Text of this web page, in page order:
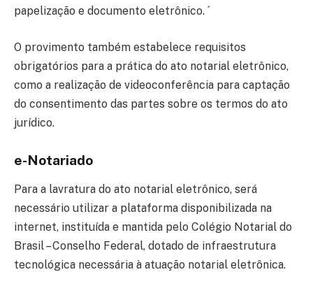
papelização e documento eletrônico. ´
O provimento também estabelece requisitos
obrigatórios para a prática do ato notarial eletrônico,
como a realização de videoconferência para captação
do consentimento das partes sobre os termos do ato
jurídico.
e-Notariado
Para a lavratura do ato notarial eletrônico, será
necessário utilizar a plataforma disponibilizada na
internet, instituída e mantida pelo Colégio Notarial do
Brasil – Conselho Federal, dotado de infraestrutura
tecnológica necessária à atuação notarial eletrônica.